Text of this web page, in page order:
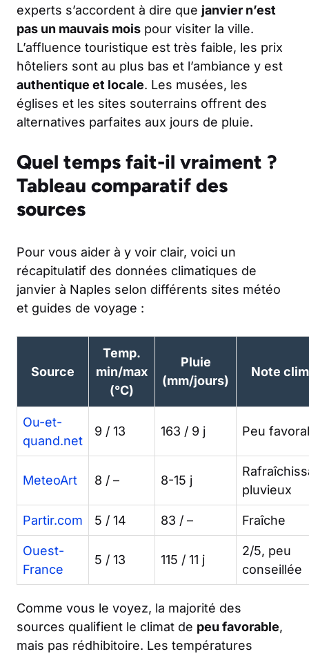
experts s’accordent à dire que janvier n’est
pas un mauvais mois pour visiter la ville.
L’affluence touristique est très faible, les prix
hôteliers sont au plus bas et l’ambiance y est
authentique et locale. Les musées, les
églises et les sites souterrains offrent des
alternatives parfaites aux jours de pluie.
Quel temps fait-il vraiment ?
Tableau comparatif des
sources
Pour vous aider à y voir clair, voici un
récapitulatif des données climatiques de
janvier à Naples selon différents sites météo
et guides de voyage :
Source
Temp.
min/max
(°C)
Pluie
(mm/jours)
Note
Ou-et-
quand.net
9 / 13 163 / 9 j Peu
MeteoArt 8 / – 8-15 j
pluvieux
Partir.com 5 / 14 83 / – Fraîche
Ouest-
France
5 / 13 115 / 11 j
2/5, peu
conseillée
Comme vous le voyez, la majorité des
sources qualifient le climat de peu favorable,
mais pas rédhibitoire. Les températures